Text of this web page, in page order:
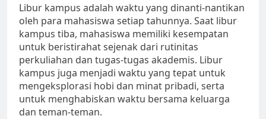
Libur kampus adalah waktu yang dinanti-nantikan
oleh para mahasiswa setiap tahunnya. Saat libur
kampus tiba, mahasiswa memiliki kesempatan
untuk beristirahat sejenak dari rutinitas
perkuliahan dan tugas-tugas akademis. Libur
kampus juga menjadi waktu yang tepat untuk
mengeksplorasi hobi dan minat pribadi, serta
untuk menghabiskan waktu bersama keluarga
dan teman-teman.